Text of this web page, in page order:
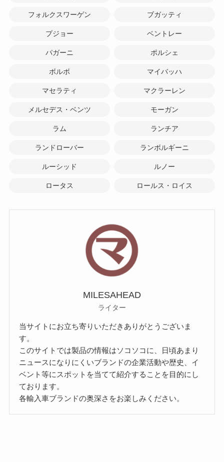
フォルクスワーゲン ブガッティ
プジョー ベントレー
パガーニ ポルシェ
ボルボ マイバッハ
マセラティ マクラーレン
メルセデス・ベンツ モーガン
ラム ランチア
ランドローバー ランボルギーニ
ルーシッド ルノー
ロータス ロールス・ロイス
MILESAHEAD
ライター
当サイトにお立ち寄りいただきありがとうございま
す。
このサイトでは製品の情報はソコソコに、日頃あまり
ニュースになりにくいブランドの企業活動や歴史、イ
ベント等にスポットを当てて紹介することを目的にし
ております。
各輸入車ブランドの奥深さをお楽しみください。